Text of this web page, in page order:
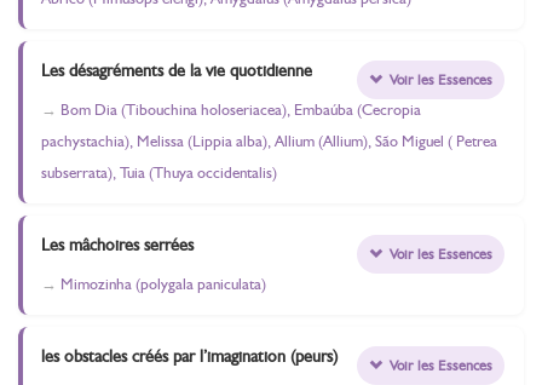
Les désagréments de la vie quotidienne
Bom Dia (Tibouchina holoseriacea), Embaúba (Cecropia
pachystachia), Melissa (Lippia alba), Allium (Allium), São Miguel ( Petrea
subserrata), Tuia (Thuya occidentalis)
Voir les Essences
Les mâchoires serrées
Mimozinha (polygala paniculata)
Voir les Essences
les obstacles créés par l’imagination (peurs) Voir les Essences